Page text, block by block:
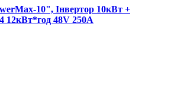
10", Інвертор 10кВт +
12кВт*год 48V 250A